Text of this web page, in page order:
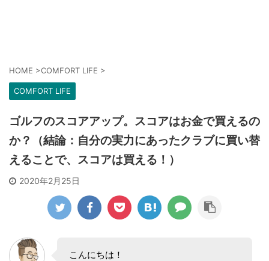
HOME >COMFORT LIFE >
COMFORT LIFE
ゴルフのスコアアップ。スコアはお金で買えるの
か？（結論：自分の実力にあったクラブに買い替
えることで、スコアは買える！）
2020年2月25日
こんにちは！